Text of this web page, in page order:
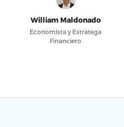
William Maldonado
Economista y Estratega
Financiero